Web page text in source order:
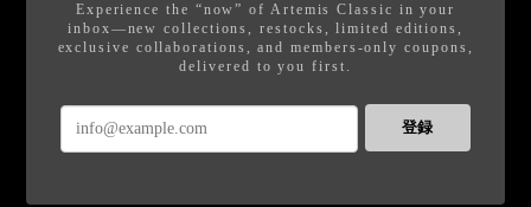
Experience the “now” of Artemis Classic in your
inbox—new collections, restocks, limited editions,
exclusive collaborations, and members-only coupons,
delivered to you first.
登録